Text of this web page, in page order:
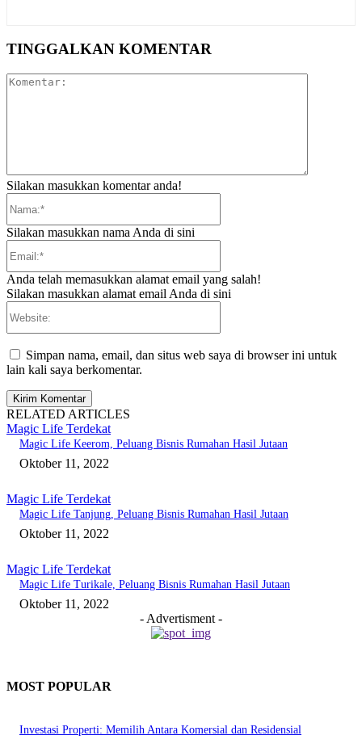
TINGGALKAN KOMENTAR
Silakan masukkan komentar anda!
Silakan masukkan nama Anda di sini
Anda telah memasukkan alamat email yang salah!
Silakan masukkan alamat email Anda di sini
Simpan nama, email, dan situs web saya di browser ini untuk
lain kali saya berkomentar.
RELATED ARTICLES
Magic Life Terdekat
Magic Life Keerom, Peluang Bisnis Rumahan Hasil Jutaan
Oktober 11, 2022
Magic Life Terdekat
Magic Life Tanjung, Peluang Bisnis Rumahan Hasil Jutaan
Oktober 11, 2022
Magic Life Terdekat
Magic Life Turikale, Peluang Bisnis Rumahan Hasil Jutaan
Oktober 11, 2022
- Advertisment -
MOST POPULAR
Investasi Properti: Memilih Antara Komersial dan Residensial